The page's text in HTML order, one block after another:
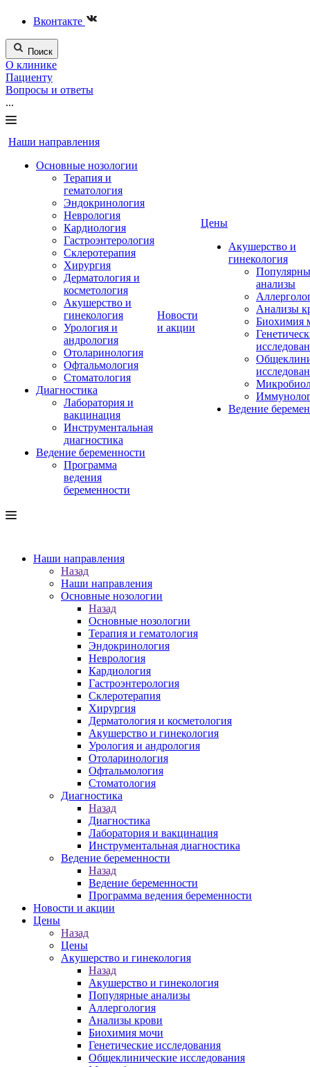
Вконтакте
Поиск
О клинике
Пациенту
Вопросы и ответы
...
Наши направления
Основные нозологии
Терапия и
гематология
Эндокринология
Неврология
Кардиология
Гастроэнтерология
Склеротерапия
Хирургия
Дерматология и
косметология
Акушерство и
гинекология
Урология и
андрология
Отоларинология
Офтальмология
Стоматология
Диагностика
Лаборатория и
вакцинация
Инструментальная
диагностика
Ведение беременности
Программа
ведения
беременности
Новости
и акции
Цены
Акушерство и
гинекология
анализы
Анализы
Биохимия
Ведение
Наши направления
Назад
Наши направления
Основные нозологии
Назад
Основные нозологии
Терапия и гематология
Эндокринология
Неврология
Кардиология
Гастроэнтерология
Склеротерапия
Хирургия
Дерматология и косметология
Акушерство и гинекология
Урология и андрология
Отоларинология
Офтальмология
Стоматология
Диагностика
Назад
Диагностика
Лаборатория и вакцинация
Инструментальная диагностика
Ведение беременности
Назад
Ведение беременности
Программа ведения беременности
Новости и акции
Цены
Назад
Цены
Акушерство и гинекология
Назад
Акушерство и гинекология
Популярные анализы
Аллергология
Анализы крови
Биохимия мочи
Генетические исследования
Общеклинические исследования